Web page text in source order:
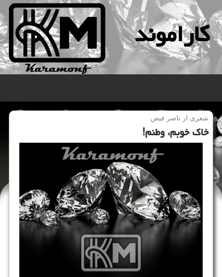
كاراموند
شعری از ناصر فیض
خاك خوبم، وطنم!